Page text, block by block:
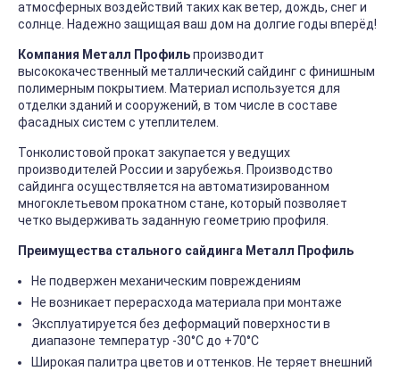
атмосферных воздействий таких как ветер, дождь, снег и
солнце. Надежно защищая ваш дом на долгие годы вперёд!
Компания Металл Профильпроизводит
высококачественный металлический сайдинг с финишным
полимерным покрытием. Материал используется для
отделки зданий и сооружений, в том числе в составе
фасадных систем с утеплителем.
Тонколистовой прокат закупается у ведущих
производителей России и зарубежья. Производство
сайдинга осуществляется на автоматизированном
многоклетьевом прокатном стане, который позволяет
четко выдерживать заданную геометрию профиля.
Преимущества стального сайдинга Металл Профиль
Не подвержен механическим повреждениям
Не возникает перерасхода материала при монтаже
Эксплуатируется без деформаций поверхности в
диапазоне температур -30°C до +70°C
Широкая палитра цветов и оттенков. Не теряет внешний